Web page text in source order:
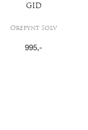
GID
Ørepynt Sølv
995,-